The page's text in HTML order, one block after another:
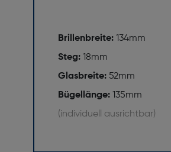
Brillenbreite: 134mm
Steg: 18mm
Glasbreite: 52mm
Bügellänge: 135mm
(individuell ausrichtbar)